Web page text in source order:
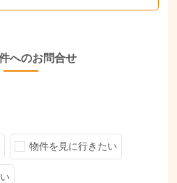
へのお問合せ
物件を見に行きたい